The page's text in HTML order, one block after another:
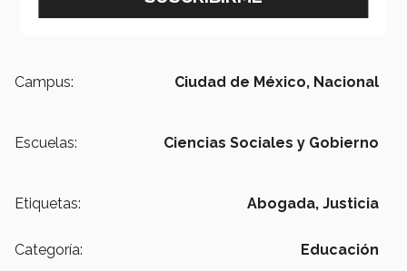
Campus: Ciudad de México, Nacional
Escuelas: Ciencias Sociales y Gobierno
Etiquetas: Abogada, Justicia
Categoría: Educación